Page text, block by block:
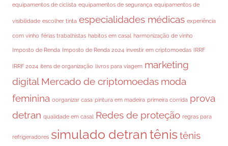
equipamentos de ciclista equipamentos de segurança equipamentos de
visibilidade escolher tinta especialidades médicas experiência
com vinho férias trabalhistas habitos em casal harmonização de vinho
Imposto de Renda Imposto de Renda 2024 investir em criptomoedas IRRF
IRRF 2024 itens de organização livros para viagem marketing
digital Mercado de criptomoedas moda
feminina oorganizar casa pintura em madeira primeira corrida prova
detran qualidade em casal Redes de proteção regras para
refrigeradores simulado detran tênis tênis